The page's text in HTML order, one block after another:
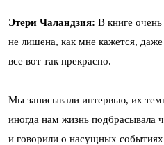
Этери Чаландзия: В книге
не лишена, как мне кажется,
все вот так прекрасно.
Мы записывали интервью, их
иногда нам жизнь подбрасывала
и говорили о насущных